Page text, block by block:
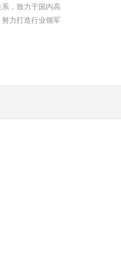
，致力于国内高
力打造行业领军